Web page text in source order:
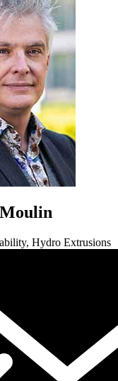
Hydro Extrusions